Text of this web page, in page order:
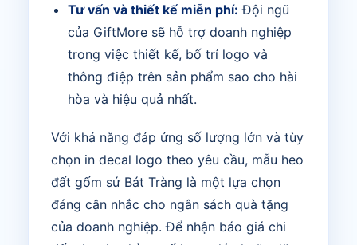
Tư vấn và thiết kế miễn phí: Đội ngũ
của GiftMore sẽ hỗ trợ doanh nghiệp
trong việc thiết kế, bố trí logo và
thông điệp trên sản phẩm sao cho hài
hòa và hiệu quả nhất.
Với khả năng đáp ứng số lượng lớn và tùy
chọn in decal logo theo yêu cầu, mẫu heo
đất gốm sứ Bát Tràng là một lựa chọn
đáng cân nhắc cho ngân sách quà tặng
của doanh nghiệp. Để nhận báo giá chi